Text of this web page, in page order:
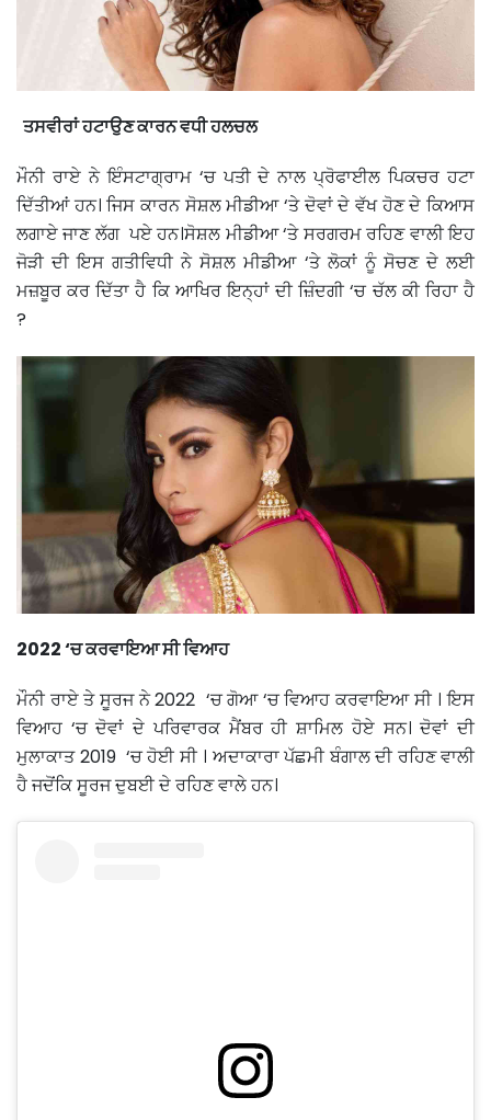
ਤਸਵੀਰਾਂ ਹਟਾਉਣ ਕਾਰਨ ਵਧੀ ਹਲਚਲ
ਮੌਨੀ ਰਾਏ ਨੇ ਇੰਸਟਾਗ੍ਰਾਮ ‘ਚ ਪਤੀ ਦੇ ਨਾਲ ਪ੍ਰੋਫਾਈਲ ਪਿਕਚਰ ਹਟਾ
ਦਿੱਤੀਆਂ ਹਨ। ਜਿਸ ਕਾਰਨ ਸੋਸ਼ਲ ਮੀਡੀਆ ‘ਤੇ ਦੋਵਾਂ ਦੇ ਵੱਖ ਹੋਣ ਦੇ ਕਿਆਸ
ਲਗਾਏ ਜਾਣ ਲੱਗ ਪਏ ਹਨ।ਸੋਸ਼ਲ ਮੀਡੀਆ ‘ਤੇ ਸਰਗਰਮ ਰਹਿਣ ਵਾਲੀ ਇਹ
ਜੋੜੀ ਦੀ ਇਸ ਗਤੀਵਿਧੀ ਨੇ ਸੋਸ਼ਲ ਮੀਡੀਆ ‘ਤੇ ਲੋਕਾਂ ਨੂੰ ਸੋਚਣ ਦੇ ਲਈ
ਮਜ਼ਬੂਰ ਕਰ ਦਿੱਤਾ ਹੈ ਕਿ ਆਖਿਰ ਇਨ੍ਹਾਂ ਦੀ ਜ਼ਿੰਦਗੀ ‘ਚ ਚੱਲ ਕੀ ਰਿਹਾ ਹੈ
?
2022 ‘ਚ ਕਰਵਾਇਆ ਸੀ ਵਿਆਹ
ਮੌਨੀ ਰਾਏ ਤੇ ਸੂਰਜ ਨੇ 2022 ‘ਚ ਗੋਆ ‘ਚ ਵਿਆਹ ਕਰਵਾਇਆ ਸੀ । ਇਸ
ਵਿਆਹ ‘ਚ ਦੋਵਾਂ ਦੇ ਪਰਿਵਾਰਕ ਮੈਂਬਰ ਹੀ ਸ਼ਾਮਿਲ ਹੋਏ ਸਨ। ਦੋਵਾਂ ਦੀ
ਮੁਲਾਕਾਤ 2019 ‘ਚ ਹੋਈ ਸੀ । ਅਦਾਕਾਰਾ ਪੱਛਮੀ ਬੰਗਾਲ ਦੀ ਰਹਿਣ ਵਾਲੀ
ਹੈ ਜਦੋਂਕਿ ਸੂਰਜ ਦੁਬਈ ਦੇ ਰਹਿਣ ਵਾਲੇ ਹਨ।